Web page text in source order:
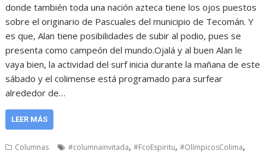
donde también toda una nación azteca tiene los ojos puestos
sobre el originario de Pascuales del municipio de Tecomán. Y
es que, Alan tiene posibilidades de subir al podio, pues se
presenta como campeón del mundo.Ojalá y al buen Alan le
vaya bien, la actividad del surf inicia durante la mañana de este
sábado y el colimense está programado para surfear
alrededor de…
LEER MÁS
Columnas #columnainvitada,#FcoEspiritu,#OlímpicosColima,